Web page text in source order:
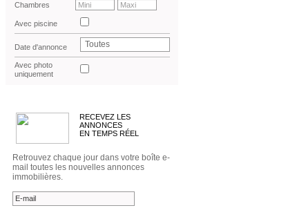
Chambres
Avec piscine
Date d'annonce Toutes
Avec photo
uniquement
RECEVEZ LES
ANNONCES
EN TEMPS RÉEL
Retrouvez chaque jour dans votre boîte e-
mail toutes les nouvelles annonces
immobilières.